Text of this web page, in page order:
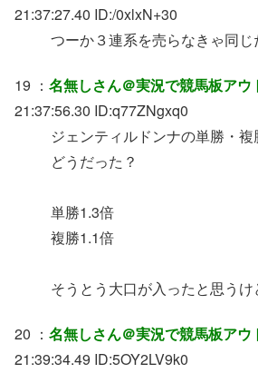
21:37:27.40 ID:/0xlxN+30
つーか３連系を売らなきゃ同じ
19 ： 名無しさん＠実況で競馬板アウ
21:37:56.30 ID:q77ZNgxq0
ジェンティルドンナの単勝・
どうだった？
単勝1.3倍
複勝1.1倍
そうとう大口が入ったと思うけ
20 ： 名無しさん＠実況で競馬板アウ
21:39:34.49 ID:5OY2LV9k0